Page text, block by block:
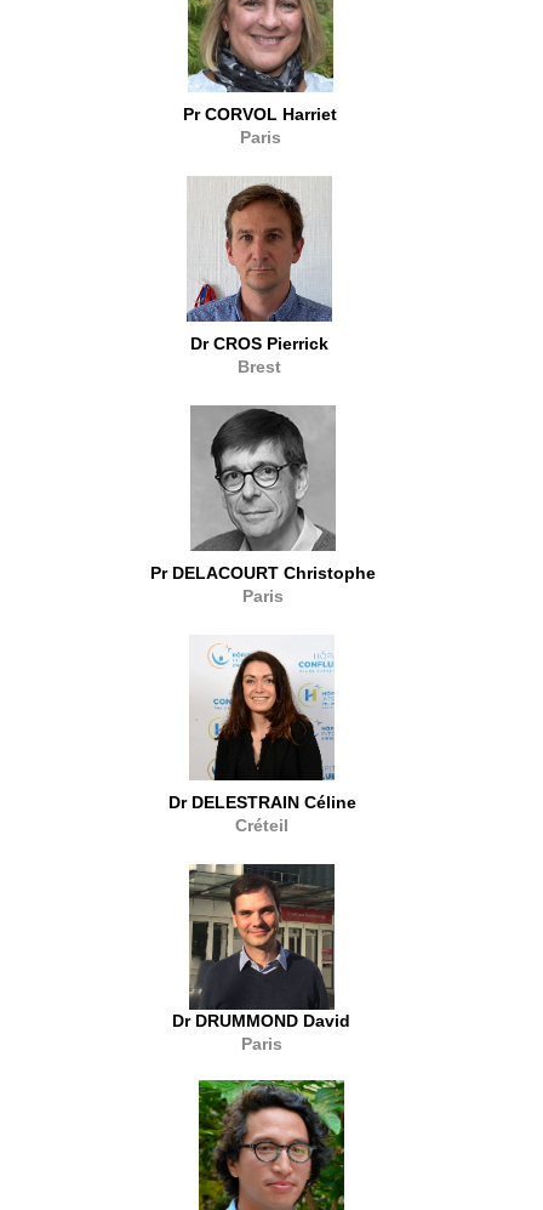
Pr CORVOL Harriet
Paris
Dr CROS Pierrick
Brest
Pr DELACOURT Christophe
Paris
Dr DELESTRAIN Céline
Créteil
Dr DRUMMOND David
Paris